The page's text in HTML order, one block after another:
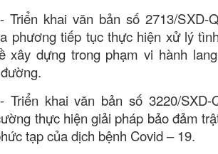
- Triển khai văn bản số 2713/SXD-
phương tiếp tục thực hiện xử lý
xây dựng trong phạm vi hành
- Triển khai văn bản số 3220/SXD-
thực hiện giải pháp bảo đảm
tạp của dịch bệnh Covid – 19.